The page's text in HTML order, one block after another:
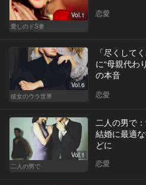
Vol.1
愛しのドS妻
恋愛
Vol.6
彼女のウラ世界
「尽くして
に“母親代わ
の本音
恋愛
Vol.1
二人の男で
二人の男で
結婚に最適
どに
恋愛